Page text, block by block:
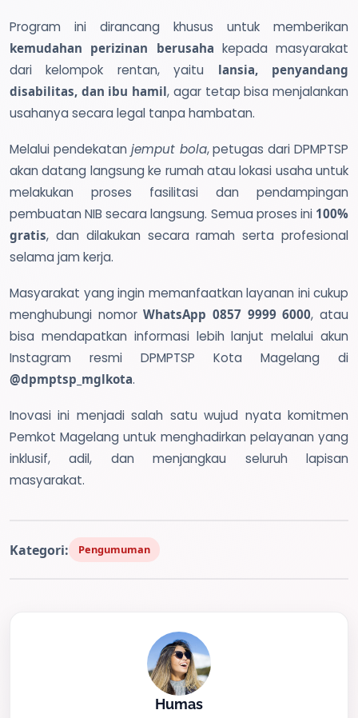
Program ini dirancang khusus untuk memberikan
kemudahan perizinan berusaha kepada masyarakat
dari kelompok rentan, yaitu lansia, penyandang
disabilitas, dan ibu hamil, agar tetap bisa menjalankan
usahanya secara legal tanpa hambatan.
Melalui pendekatan jemput bola, petugas dari DPMPTSP
akan datang langsung ke rumah atau lokasi usaha untuk
melakukan proses fasilitasi dan pendampingan
pembuatan NIB secara langsung. Semua proses ini 100%
gratis, dan dilakukan secara ramah serta profesional
selama jam kerja.
Masyarakat yang ingin memanfaatkan layanan ini cukup
menghubungi nomorWhatsApp 0857 9999 6000, atau
bisa mendapatkan informasi lebih lanjut melalui akun
Instagram resmi DPMPTSP Kota Magelang di
@dpmptsp_mglkota.
Inovasi ini menjadi salah satu wujud nyata komitmen
Pemkot Magelang untuk menghadirkan pelayanan yang
inklusif, adil, dan menjangkau seluruh lapisan
masyarakat.
Kategori: Pengumuman
Humas